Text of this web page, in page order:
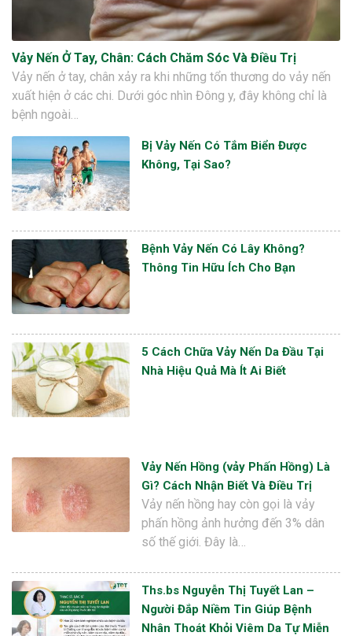
Vảy Nến Ở Tay, Chân: Cách Chăm Sóc Và Điều Trị
Vảy nến ở tay, chân xảy ra khi những tổn thương do vảy nến
xuất hiện ở các chi. Dưới góc nhìn Đông y, đây không chỉ là
bệnh ngoài…
Bị Vảy Nến Có Tắm Biển Được
Không, Tại Sao?
Bệnh Vảy Nến Có Lây Không?
Thông Tin Hữu Ích Cho Bạn
5 Cách Chữa Vảy Nến Da Đầu Tại
Nhà Hiệu Quả Mà Ít Ai Biết
Vảy Nến Hồng (vảy Phấn Hồng) Là
Gì? Cách Nhận Biết Và Điều Trị
Vảy nến hồng hay còn gọi là vảy
phấn hồng ảnh hưởng đến 3% dân
số thế giới. Đây là…
Ths.bs Nguyễn Thị Tuyết Lan –
Người Đắp Niềm Tin Giúp Bệnh
Nhân Thoát Khỏi Viêm Da Tự Miễn